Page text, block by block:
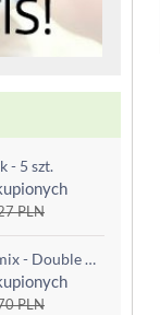
- 5 szt.
PLN
Tulipan pełny mix - Double mix - 5 szt.
PLN